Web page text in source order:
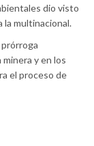
dio visto
la multinacional.
y en los
el proceso de